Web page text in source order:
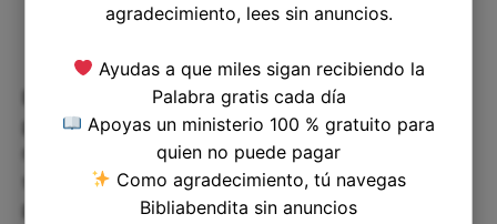
Ester 2:2 es un versículo interesante que puede
parecer superficial a primera vista, pero que tiene
mucho más profundidad de lo que sugiere la
superficie. Es importante mirar más allá de las
palabras para comprender el contexto histórico y
agradecimiento, lees sin anuncios.
Ayudas a que miles sigan recibiendo la
Palabra gratis cada día
Apoyas un ministerio 100 % gratuito para
quien no puede pagar
Como agradecimiento, tú navegas
Bibliabendita sin anuncios